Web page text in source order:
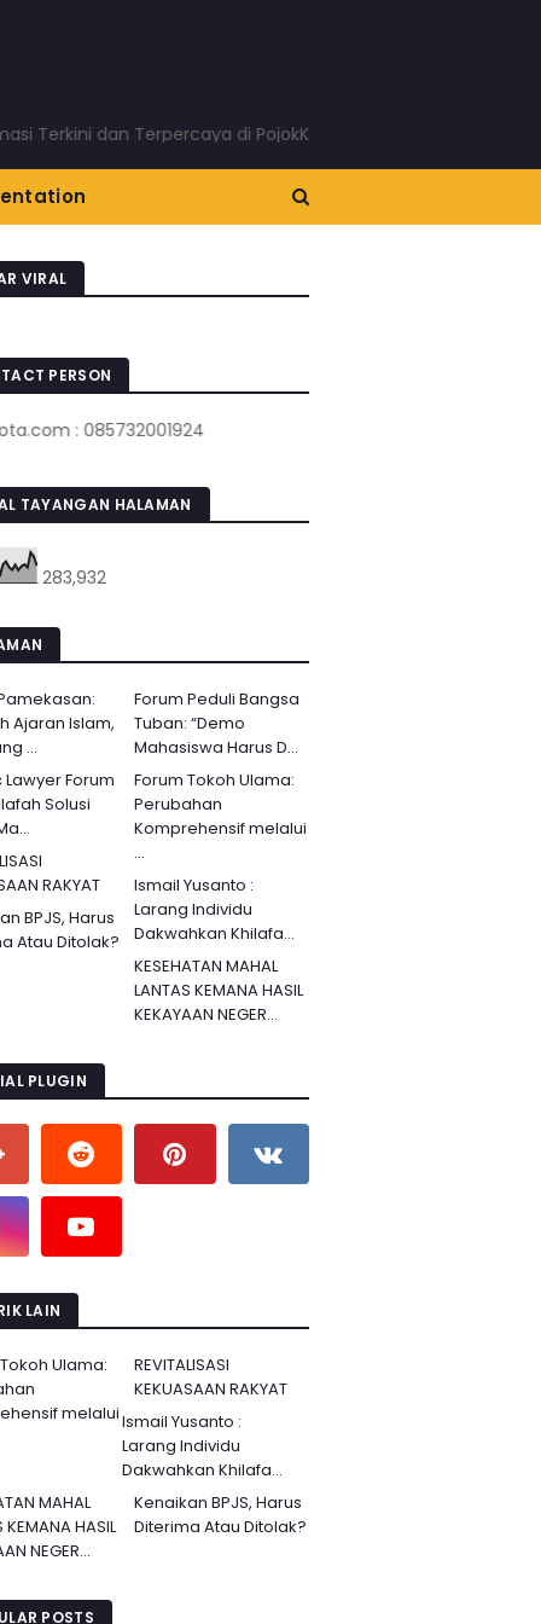
dan Terpercaya di PojokKota.com: Menyajikan Berita
VIRAL
PERSON
: 085732001924
TAYANGAN HALAMAN
283,932
Ajaran Islam,
...
Forum Peduli Bangsa
Tuban: “Demo
Mahasiswa Harus D...
Forum
Solusi
Forum Tokoh Ulama:
Perubahan
Komprehensif melalui
...
RAKYAT
Ismail Yusanto :
Larang Individu
Dakwahkan Khilafa...
BPJS, Harus
Atau Ditolak?
KESEHATAN MAHAL
LANTAS KEMANA HASIL
KEKAYAAN NEGER...
PLUGIN
LAIN
Ulama:
melalui
REVITALISASI
KEKUASAAN RAKYAT
Ismail Yusanto :
Larang Individu
Dakwahkan Khilafa...
Kenaikan BPJS, Harus
Diterima Atau Ditolak?
MAHAL
KEMANA HASIL
NEGER...
POSTS